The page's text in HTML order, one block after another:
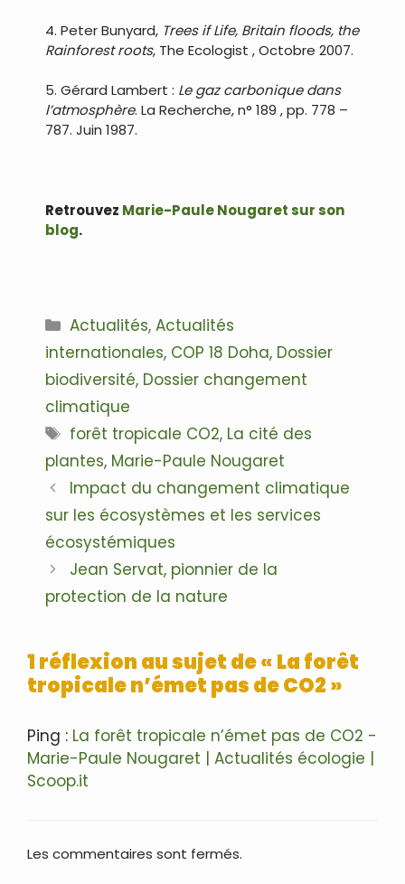
4. Peter Bunyard, Trees if Life, Britain floods, the
Rainforest roots, The Ecologist , Octobre 2007.
5. Gérard Lambert : Le gaz carbonique dans
l’atmosphère. La Recherche, n° 189 , pp. 778 –
787. Juin 1987.
Retrouvez Marie-Paule Nougaret sur son
blog.
Catégories
Actualités,Actualités
internationales, COP 18 Doha, Dossier
biodiversité, Dossier changement
climatique
Étiquettes
forêt tropicale CO2, La cité des
plantes, Marie-Paule Nougaret
Navigation
des
Impact du changement climatique
sur les écosystèmes et les services
écosystémiques
Jean Servat, pionnier de la
protection de la nature
1 réflexion au sujet de « La forêt
tropicale n’émet pas de CO2 »
Ping : La forêt tropicale n’émet pas de CO2 -
Marie-Paule Nougaret | Actualités écologie |
Scoop.it
Les commentaires sont fermés.